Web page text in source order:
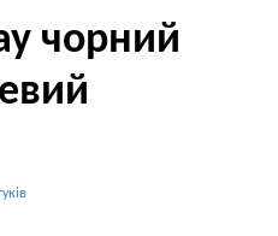
чорний